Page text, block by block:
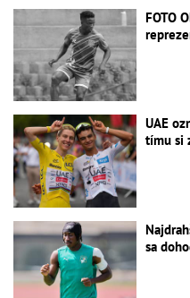
FOTO
UAE
tímu si
sa